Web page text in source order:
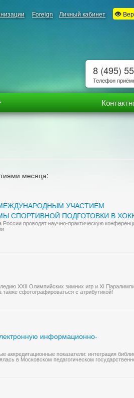
Foreign Личный кабинет
месяца:
УЧАСТИЕМ
СПОРТИВНОЙ ПОДГОТОВКИ В
проводят научно-практическую
XXII Олимпийских зимних игр и XI
сфотографироваться с атрибутикой!
информационно-
показатели: интеграция
в Московском педагогическом
8 (495)
Телефон